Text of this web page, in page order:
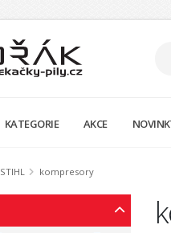
KATEGORIE AKCE
STIHL kompresory